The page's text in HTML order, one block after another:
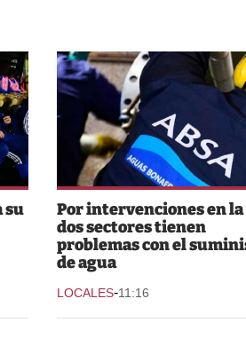
su
Por intervenciones en
dos sectores tienen
problemas con el
de agua
LOCALES-11:16